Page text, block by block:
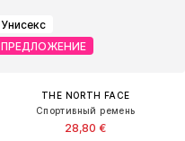
Унисекс
ПРЕДЛОЖЕНИЕ
THE NORTH FACE
Спортивный ремень
28,80 €